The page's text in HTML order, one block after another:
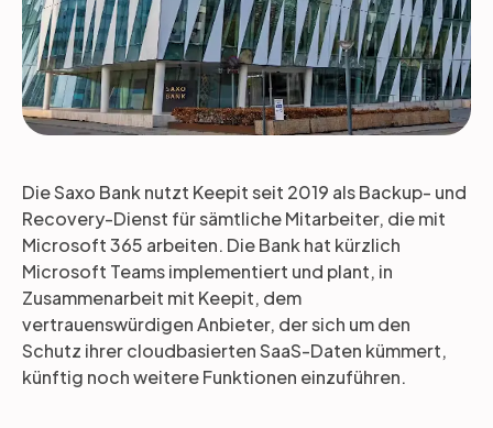
Die Saxo Bank nutzt Keepit seit 2019 als Backup- und
Recovery-Dienst für sämtliche Mitarbeiter, die mit
Microsoft 365 arbeiten. Die Bank hat kürzlich
Microsoft Teams implementiert und plant, in
Zusammenarbeit mit Keepit, dem
vertrauenswürdigen Anbieter, der sich um den
Schutz ihrer cloudbasierten SaaS-Daten kümmert,
künftig noch weitere Funktionen einzuführen.